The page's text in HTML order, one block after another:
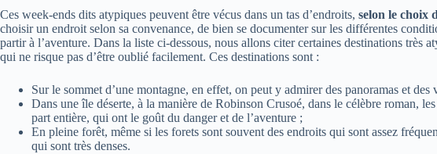
Ces week-ends dits atypiques peuvent être vécus dans un tas d’endroits, selon le choix
choisir un endroit selon sa convenance, de bien se documenter sur les différentes
partir à l’aventure. Dans la liste ci-dessous, nous allons citer certaines destinations très
qui ne risque pas d’être oublié facilement. Ces destinations sont :
Sur le sommet d’une montagne, en effet, on peut y admirer des panoramas et
Dans une île déserte, à la manière de Robinson Crusoé, dans le célèbre roman,
part entière, qui ont le goût du danger et de l’aventure ;
En pleine forêt, même si les forets sont souvent des endroits qui sont assez
qui sont très denses.